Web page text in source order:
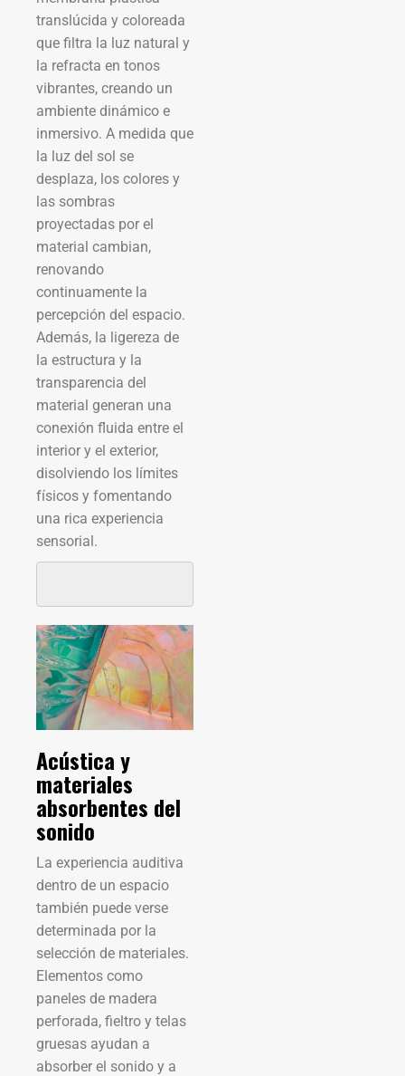
translúcida y coloreada
que filtra la luz natural y
la refracta en tonos
vibrantes, creando un
ambiente dinámico e
inmersivo. A medida que
la luz del sol se
desplaza, los colores y
las sombras
proyectadas por el
material cambian,
renovando
continuamente la
percepción del espacio.
Además, la ligereza de
la estructura y la
transparencia del
material generan una
conexión fluida entre el
interior y el exterior,
disolviendo los límites
físicos y fomentando
una rica experiencia
sensorial.
Acústica y
materiales
absorbentes del
sonido
La experiencia auditiva
dentro de un espacio
también puede verse
determinada por la
selección de materiales.
Elementos como
paneles de madera
perforada, fieltro y telas
gruesas ayudan a
absorber el sonido y a